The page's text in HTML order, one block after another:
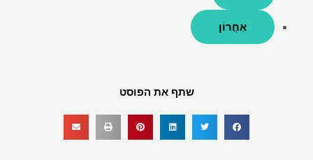
אַחֲרוֹן
שתף את הפוסט